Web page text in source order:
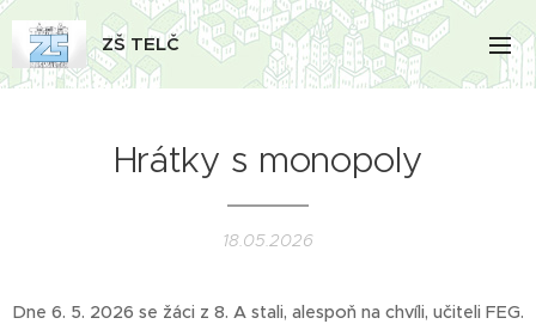
ZŠ TELČ
Hrátky s monopoly
18.05.2026
Dne 6. 5. 2026 se žáci z 8. A stali, alespoň na chvíli, učiteli FEG.